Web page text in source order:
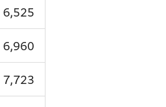
6,525
6,960
7,723